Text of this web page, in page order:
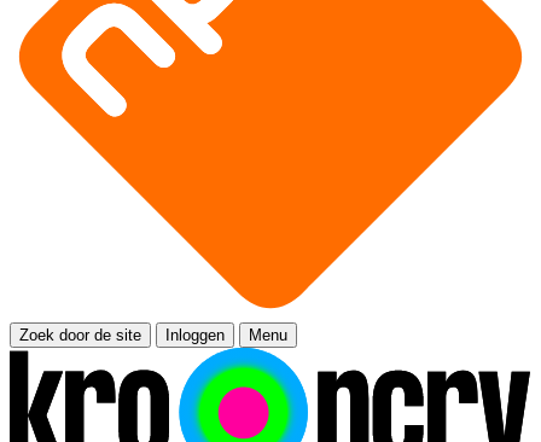
Zoek door de site Inloggen Menu